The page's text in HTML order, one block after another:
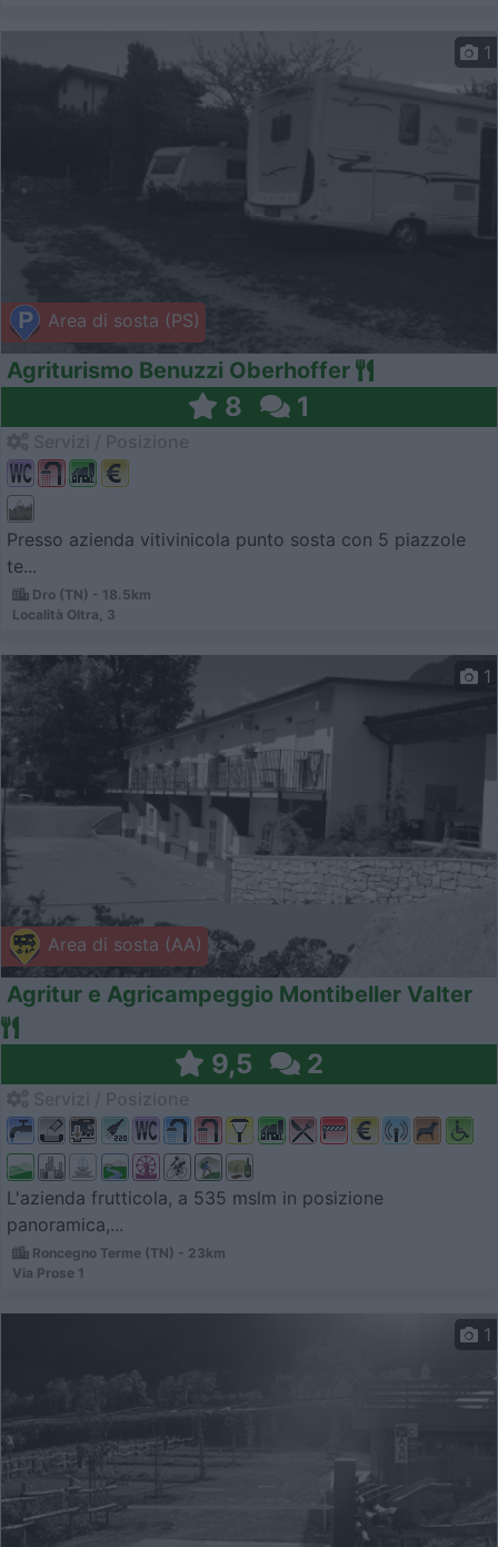
Area di sosta (PS)
1
Agriturismo Benuzzi Oberhoffer
8 1
Presso azienda vitivinicola punto sosta con 5 piazzole
te...
Dro (TN) - 18.5km
Località Oltra, 3
Area di sosta (AA)
1
Agritur e Agricampeggio Montibeller Valter
9,5 2
L'azienda frutticola, a 535 mslm in posizione
panoramica,...
Roncegno Terme (TN) - 23km
Via Prose 1
1